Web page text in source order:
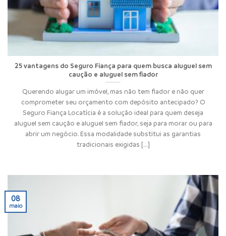
25 vantagens do Seguro Fiança para quem busca aluguel sem
caução e aluguel sem fiador
Querendo alugar um imóvel, mas não tem fiador e não quer
comprometer seu orçamento com depósito antecipado? O
Seguro Fiança Locatícia é a solução ideal para quem deseja
aluguel sem caução e aluguel sem fiador, seja para morar ou para
abrir um negócio. Essa modalidade substitui as garantias
tradicionais exigidas [...]
08
maio